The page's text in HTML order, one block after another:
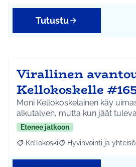
Tutustu
Virallinen
Kellokoskelle
Moni Kellokoskelainen käy
alkutalven, mutta kun jäät
Etenee jatkoon
Rajaa tulokset aihepiirin mukaan:
Kellokoski Rajaa tulokset
Hyvinvointi ja